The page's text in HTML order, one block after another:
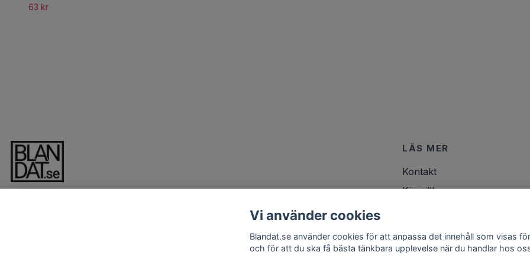
63 kr
LÄS MER
Kontakt
Köpvillkor
Vi använder cookies
Blandat.se använder cookies för att anpassa det innehåll som visas
och för att du ska få bästa tänkbara upplevelse när du handlar hos